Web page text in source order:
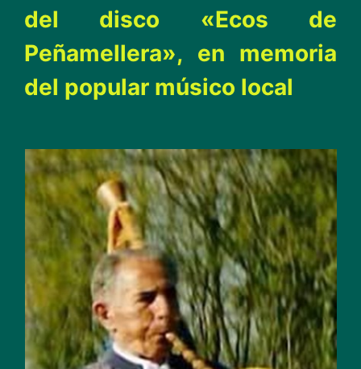
del disco «Ecos de
Peñamellera», en memoria
del popular músico local